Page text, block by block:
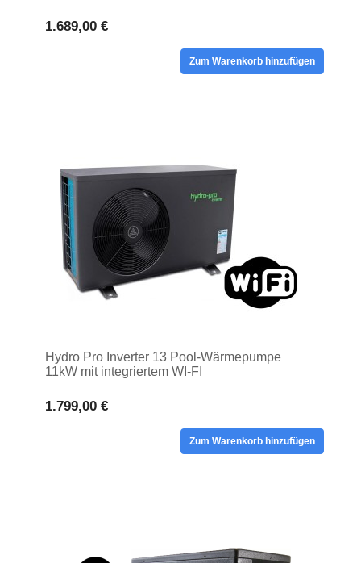
1.689,00 €
Zum Warenkorb hinzufügen
Hydro Pro Inverter 13 Pool-Wärmepumpe
11kW mit integriertem WI-FI
1.799,00 €
Zum Warenkorb hinzufügen